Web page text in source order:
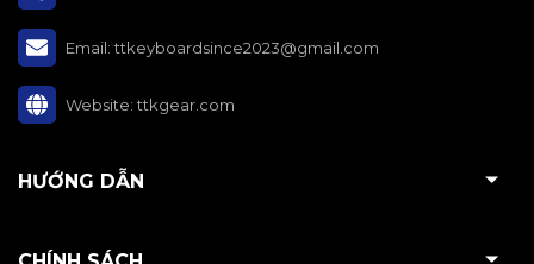
Email:ttkeyboardsince2023@gmail.com
Website:ttkgear.com
HƯỚNG DẪN